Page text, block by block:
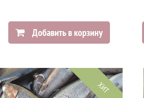
Добавить в корзину
ХИТ